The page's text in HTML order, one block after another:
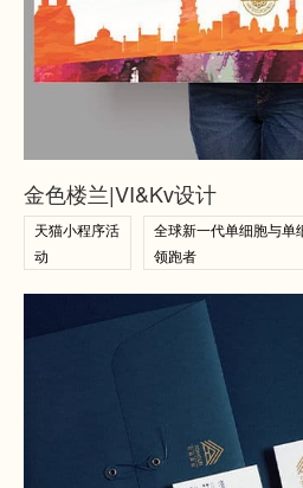
查看案例
查看案例
金色楼兰|VI&Kv设计
天猫小程序活
动
全球新一代单细胞与单
领跑者